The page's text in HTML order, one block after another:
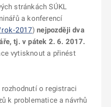
stránkách SÚKL
a konferencí
2017)nejpozději dva
tj. v pátek 2. 6. 2017.
vytisknout a přinést
o registraci
k problematice a návrhů